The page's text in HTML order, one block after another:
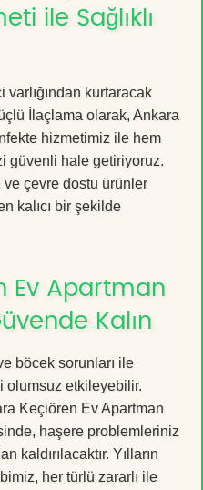
ile Sağlıklı
kurtaracak
İlaçlama olarak, Ankara
hizmetimiz ile hem
güvenli hale getiriyoruz.
çevre dostu ürünler
kalıcı bir şekilde
Ev Apartman
Kalın
böcek sorunları ile
olumsuz etkileyebilir.
Keçiören Ev Apartman
haşere problemleriniz
kaldırılacaktır. Yılların
her türlü zararlı ile